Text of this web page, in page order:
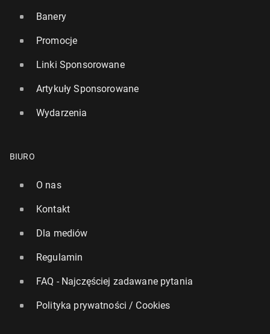
Banery
Promocje
Linki Sponsorowane
Artykuły Sponsorowane
Wydarzenia
BIURO
O nas
Kontakt
Dla mediów
Regulamin
FAQ - Najczęściej zadawane pytania
Polityka prywatności / Cookies